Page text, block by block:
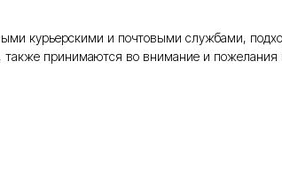
курьерскими и почтовыми службами,
принимаются во внимание и пожелания